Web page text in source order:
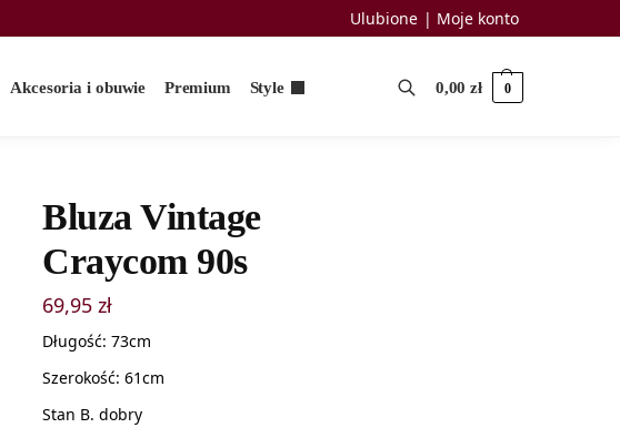
Ulubione Moje konto
Akcesoria i obuwie Premium Style 0,00zł 0
Bluza Vintage
Craycom 90s
69,95zł
Długość: 73cm
Szerokość: 61cm
Stan B. dobry